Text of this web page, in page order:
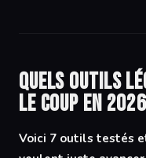
Quels outils
le coup en
Voici 7 outils testés